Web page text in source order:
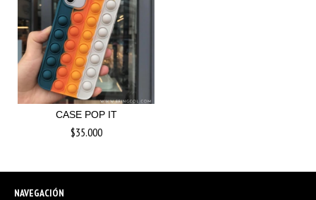
CASE POP IT
$35.000
NAVEGACIÓN